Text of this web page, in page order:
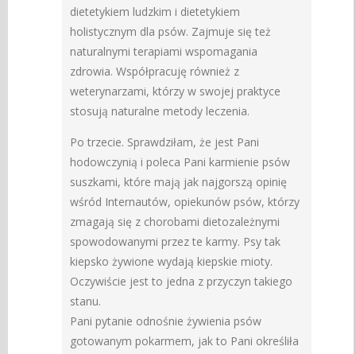
dietetykiem ludzkim i dietetykiem
holistycznym dla psów. Zajmuje się też
naturalnymi terapiami wspomagania
zdrowia. Współpracuję również z
weterynarzami, którzy w swojej praktyce
stosują naturalne metody leczenia.
Po trzecie. Sprawdziłam, że jest Pani
hodowczynią i poleca Pani karmienie psów
suszkami, które mają jak najgorszą opinię
wśród Internautów, opiekunów psów, którzy
zmagają się z chorobami dietozależnymi
spowodowanymi przez te karmy. Psy tak
kiepsko żywione wydają kiepskie mioty.
Oczywiście jest to jedna z przyczyn takiego
stanu.
Pani pytanie odnośnie żywienia psów
gotowanym pokarmem, jak to Pani określiła